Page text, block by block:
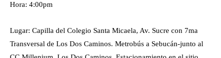
Hora: 4:00pm
Lugar: Capilla del Colegio Santa Micaela, Av. Sucre con 7ma
Transversal de Los Dos Caminos. Metrobús a Sebucán-junto al